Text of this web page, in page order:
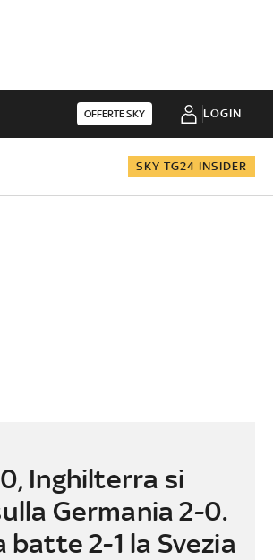
OFFERTE SKY LOGIN
SKY TG24 INSIDER
Inghilterra si
Germania 2-0.
batte 2-1 la Svezia